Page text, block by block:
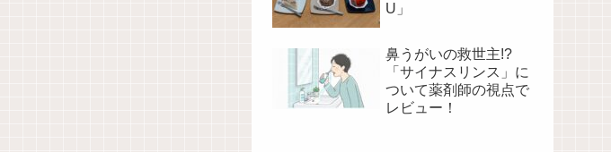
U」
鼻うがいの救世主!?
「サイナスリンス」に
ついて薬剤師の視点で
レビュー！